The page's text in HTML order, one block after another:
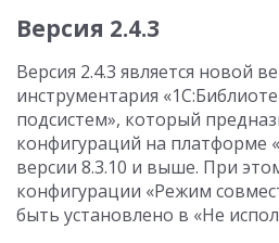
Версия 2.4.3
Версия 2.4.3 является новой
инструментария
подсистем», который
конфигураций на платформе
версии 8.3.10 и выше. При
конфигурации «Режим
быть установлено в «Не